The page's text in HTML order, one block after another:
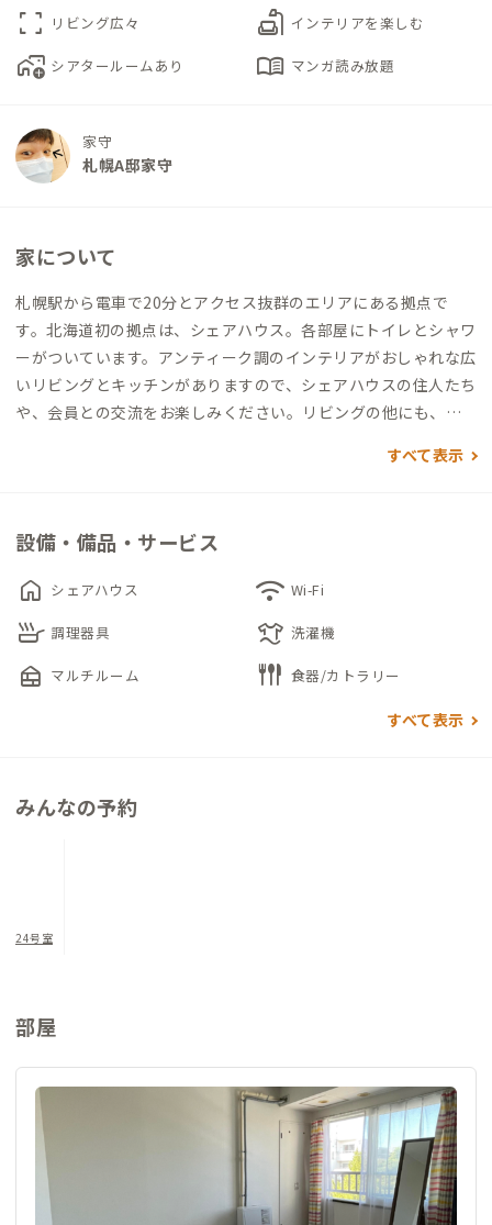
fullscreen リビング広々 scene インテリアを楽しむ
add_home_work シアタールームあり menu_book マンガ読み放題
家守
札幌A邸家守
家について
札幌駅から電車で20分とアクセス抜群のエリアにある拠点で
す。北海道初の拠点は、シェアハウス。各部屋にトイレとシャワ
ーがついています。アンティーク調のインテリアがおしゃれな広
いリビングとキッチンがありますので、シェアハウスの住人たち
や、会員との交流をお楽しみください。リビングの他にも、大
すべて表示
設備・備品・サービス
home シェアハウス wifi Wi-Fi
skillet 調理器具 laundry 洗濯機
nest_multi_room マルチルーム flatware 食器/カトラリー
すべて表示
みんなの予約
24号室
部屋